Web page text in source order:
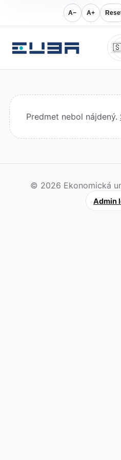
A− A+
Predmet nebol nájdený.
© 2026 Ekonomická
Admin